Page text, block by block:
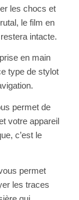
les chocs et
le film en
intacte.
en main
type de stylot
permet de
votre appareil
c’est le
permet
les traces